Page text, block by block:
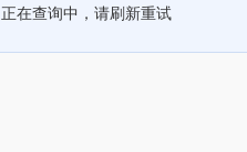
正在查询中，请刷新重试